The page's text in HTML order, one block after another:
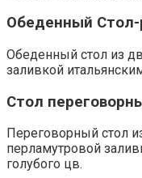
Обеденный Стол-
Обеденный стол из
заливкой
Стол
Переговорный стол
перламутровой
голубого цв.